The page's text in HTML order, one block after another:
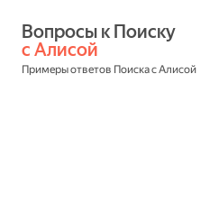
с Алисой
Примеры ответов Поиска с Алисой